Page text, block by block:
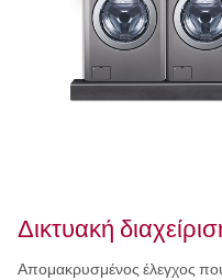
Δικτυακή
Απομακρυσμένος έλεγχος